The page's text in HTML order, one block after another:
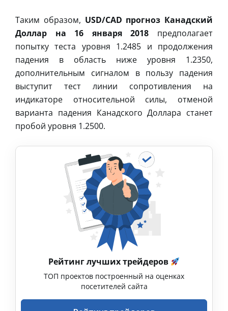
Таким образом, USD/CAD прогноз Канадский
Доллар на 16 января 2018 предполагает
попытку теста уровня 1.2485 и продолжения
падения в область ниже уровня 1.2350,
дополнительным сигналом в пользу падения
выступит тест линии сопротивления на
индикаторе относительной силы, отменой
варианта падения Канадского Доллара станет
пробой уровня 1.2500.
Рейтинг лучших трейдеров
ТОП проектов построенный на оценках
посетителей сайта